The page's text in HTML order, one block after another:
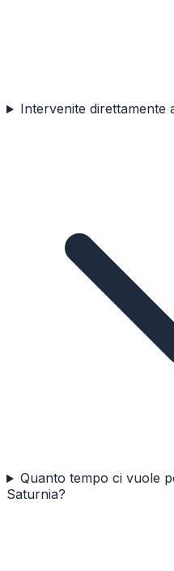
Intervenite direttamente
Quanto tempo ci vuole
Saturnia?